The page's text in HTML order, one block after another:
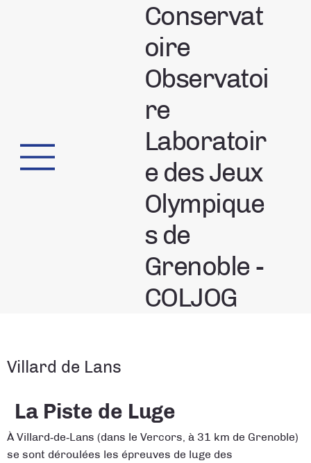
Conservat
oire
Observatoi
re
Laboratoir
e des Jeux
Olympique
s de
Grenoble -
COLJOG
Villard de Lans
La Piste de Luge
À Villard‑de‑Lans (dans le Vercors, à 31 km de Grenoble)
se sont déroulées les épreuves de luge des